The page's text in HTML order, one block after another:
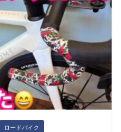
ロードバイク